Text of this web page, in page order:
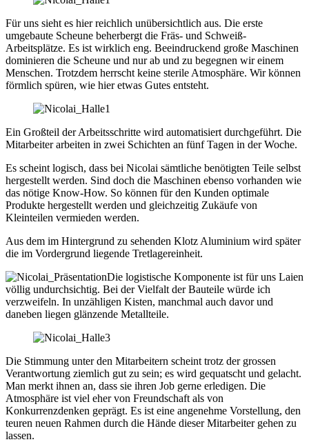
Für uns sieht es hier reichlich unübersichtlich aus. Die erste
umgebaute Scheune beherbergt die Fräs- und Schweiß-
Arbeitsplätze. Es ist wirklich eng. Beeindruckend große Maschinen
dominieren die Scheune und nur ab und zu begegnen wir einem
Menschen. Trotzdem herrscht keine sterile Atmosphäre. Wir können
förmlich spüren, wie hier etwas Gutes entsteht.
Ein Großteil der Arbeitsschritte wird automatisiert durchgeführt. Die
Mitarbeiter arbeiten in zwei Schichten an fünf Tagen in der Woche.
Es scheint logisch, dass bei Nicolai sämtliche benötigten Teile selbst
hergestellt werden. Sind doch die Maschinen ebenso vorhanden wie
das nötige Know-How. So können für den Kunden optimale
Produkte hergestellt werden und gleichzeitig Zukäufe von
Kleinteilen vermieden werden.
Aus dem im Hintergrund zu sehenden Klotz Aluminium wird später
die im Vordergrund liegende Tretlagereinheit.
Die logistische Komponente ist für uns Laien
völlig undurchsichtig. Bei der Vielfalt der Bauteile würde ich
verzweifeln. In unzähligen Kisten, manchmal auch davor und
daneben liegen glänzende Metallteile.
Die Stimmung unter den Mitarbeitern scheint trotz der grossen
Verantwortung ziemlich gut zu sein; es wird gequatscht und gelacht.
Man merkt ihnen an, dass sie ihren Job gerne erledigen. Die
Atmosphäre ist viel eher von Freundschaft als von
Konkurrenzdenken geprägt. Es ist eine angenehme Vorstellung, den
teuren neuen Rahmen durch die Hände dieser Mitarbeiter gehen zu
lassen.